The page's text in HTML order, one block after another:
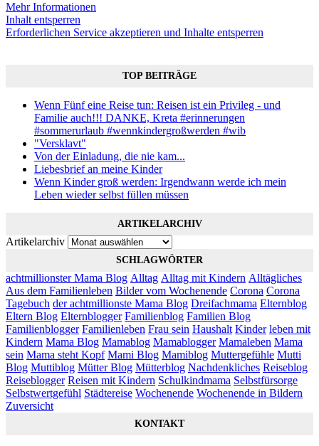
Mehr Informationen
Inhalt entsperren
Erforderlichen Service akzeptieren und Inhalte entsperren
TOP BEITRÄGE
Wenn Fünf eine Reise tun: Reisen ist ein Privileg - und
Familie auch!!! DANKE, Kreta #erinnerungen
#sommerurlaub #wennkindergroßwerden #wib
"Versklavt"
Von der Einladung, die nie kam...
Liebesbrief an meine Kinder
Wenn Kinder groß werden: Irgendwann werde ich mein
Leben wieder selbst füllen müssen
ARTIKELARCHIV
Artikelarchiv
SCHLAGWÖRTER
achtmillionster Mama Blog Alltag Alltag mit Kindern Alltägliches
Aus dem Familienleben Bilder vom Wochenende Corona Corona
Tagebuch der achtmillionste Mama Blog Dreifachmama Elternblog
Eltern Blog Elternblogger Familienblog Familien Blog
Familienblogger Familienleben Frau sein Haushalt Kinder leben mit
Kindern Mama Blog Mamablog Mamablogger Mamaleben Mama
sein Mama steht Kopf Mami Blog Mamiblog Muttergefühle Mutti
Blog Muttiblog Mütter Blog Mütterblog Nachdenkliches Reiseblog
Reiseblogger Reisen mit Kindern Schulkindmama Selbstfürsorge
Selbstwertgefühl Städtereise Wochenende Wochenende in Bildern
Zuversicht
KONTAKT